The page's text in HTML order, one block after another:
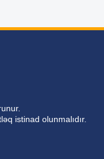
istinad olunmalıdır.